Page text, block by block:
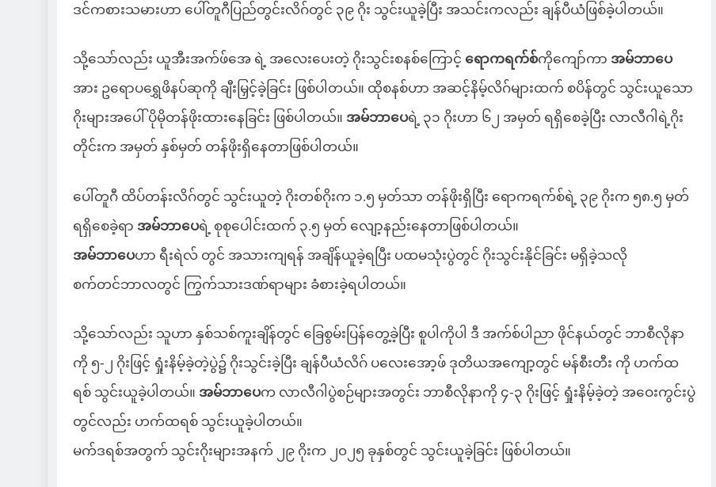
ဒင်ကစားသမားဟာ ပေါ်တူဂီပြည်တွင်းလိဂ်တွင် ၃၉ ဂိုး သွင်းယူခဲ့ပြီး အသင်းကလည်း ချန်ပီယံဖြစ်ခဲ့ပါတယ်။
သို့သော်လည်း ယူအီးအက်ဖ်အေ ရဲ့ အလေးပေးတဲ့ ဂိုးသွင်းစနစ်ကြောင့် ရောကရက်စ်ကိုကျော်ကာ အမ်ဘာပေ
အား ဥရောပရွှေဖိနပ်ဆုကို ချီးမြှင့်ခဲ့ခြင်း ဖြစ်ပါတယ်။ ထိုစနစ်ဟာ အဆင့်နိမ့်လိဂ်များထက် စပိန်တွင် သွင်းယူသော
ဂိုးများအပေါ် ပိုမိုတန်ဖိုးထားနေခြင်း ဖြစ်ပါတယ်။ အမ်ဘာပေရဲ့ ၃၁ ဂိုးဟာ ၆၂ အမှတ် ရရှိစေခဲ့ပြီး လာလီဂါရဲ့ဂိုး
တိုင်းက အမှတ် နှစ်မှတ် တန်ဖိုးရှိနေတာဖြစ်ပါတယ်။
ပေါ်တူဂီ ထိပ်တန်းလိဂ်တွင် သွင်းယူတဲ့ ဂိုးတစ်ဂိုးက ၁.၅ မှတ်သာ တန်ဖိုးရှိပြီး ရောကရက်စ်ရဲ့ ၃၉ ဂိုးက ၅၈.၅ မှတ်
ရရှိစေခဲ့ရာ အမ်ဘာပေရဲ့ စုစုပေါင်းထက် ၃.၅ မှတ် လျော့နည်းနေတာဖြစ်ပါတယ်။
အမ်ဘာပေဟာ ရီးရဲလ် တွင် အသားကျရန် အချိန်ယူခဲ့ရပြီး ပထမသုံးပွဲတွင် ဂိုးသွင်းနိုင်ခြင်း မရှိခဲ့သလို
စက်တင်ဘာလတွင် ကြွက်သားဒဏ်ရာများ ခံစားခဲ့ရပါတယ်။
သို့သော်လည်း သူဟာ နှစ်သစ်ကူးချိန်တွင် ခြေစွမ်းပြန်တွေ့ခဲ့ပြီး စူပါကိုပါ ဒီ အက်စ်ပါညာ ဖိုင်နယ်တွင် ဘာစီလိုနာ
ကို ၅-၂ ဂိုးဖြင့် ရှုံးနိမ့်ခဲ့တဲ့ပွဲ၌ ဂိုးသွင်းခဲ့ပြီး ချန်ပီယံလိဂ် ပလေးအော့ဖ် ဒုတိယအကျော့တွင် မန်စီးတီး ကို ဟက်ထ
ရစ် သွင်းယူခဲ့ပါတယ်။ အမ်ဘာပေက လာလီဂါပွဲစဉ်များအတွင်း ဘာစီလိုနာကို ၄-၃ ဂိုးဖြင့် ရှုံးနိမ့်ခဲ့တဲ့ အဝေးကွင်းပွဲ
တွင်လည်း ဟက်ထရစ် သွင်းယူခဲ့ပါတယ်။
မက်ဒရစ်အတွက် သွင်းဂိုးများအနက် ၂၉ ဂိုးက ၂၀၂၅ ခုနှစ်တွင် သွင်းယူခဲ့ခြင်း ဖြစ်ပါတယ်။